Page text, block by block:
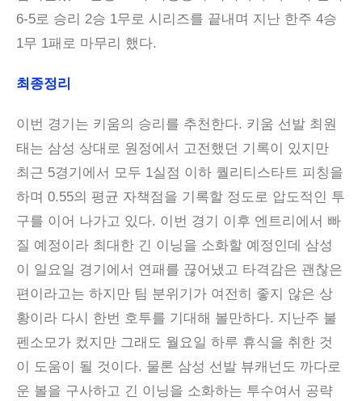
6-5로 승리 2승 1무로 시리즈를 끝내며 지난 한주 4승
1무 1패로 마무리 했다.
최종정리
이번 경기는 키움의 승리를 추천한다. 키움 선발 최원
태는 삼성 상대로 원정에서 고전했던 기록이 있지만
최근 5경기에서 모두 1실점 이하 퀄리티스타트 피칭을
하며 0.55의 평균 자책점을 기록할 정도로 압도적인 투
구를 이어 나가고 있다. 이번 경기 이후 엔트리에서 빠
질 예정이라 최대한 긴 이닝을 소화할 예정인데 삼성
이 일요일 경기에서 연패를 끊어냈고 타격감은 괜찮은
편이라고는 하지만 팀 분위기가 여전히 좋지 않은 상
황이라 다시 한번 호투를 기대해 볼만하다. 지난주 불
펜소모가 컸지만 그래도 월요일 하루 휴식을 취한 것
이 도움이 될 것이다. 물론 삼성 선발 뷰캐넌도 까다로
운 볼을 구사하고 긴 이닝을 소화하는 투수여서 공략